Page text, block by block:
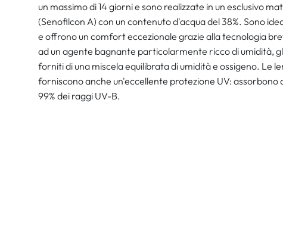
un massimo di 14 giorni e sono realizzate in un esclusivo
(Senofilcon A) con un contenuto d'acqua del 38%. Sono
e offrono un comfort eccezionale grazie alla tecnologia
ad un agente bagnante particolarmente ricco di umidità,
forniti di una miscela equilibrata di umidità e ossigeno. Le
forniscono anche un'eccellente protezione UV: assorbono
99% dei raggi UV-B.